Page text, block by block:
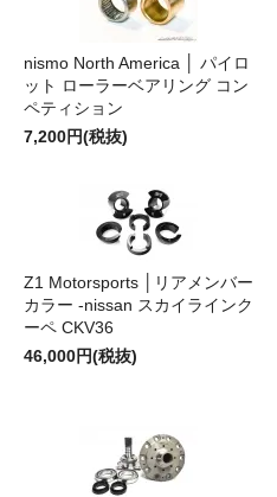
nismo North America │ パイロ
ット ローラーベアリング コン
ペティション
7,200円(税抜)
Z1 Motorsports │リアメンバー
カラー -nissan スカイラインク
ーペ CKV36
46,000円(税抜)